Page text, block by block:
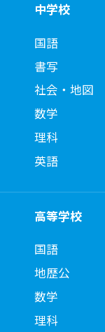
中学校
国語
書写
社会・地図
数学
理科
英語
高等学校
国語
地歴公
数学
理科